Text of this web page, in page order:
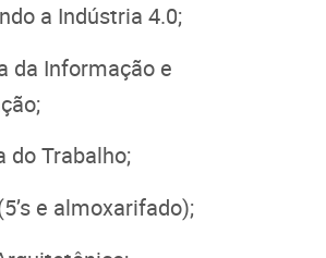
a Indústria 4.0;
da Informação e
do Trabalho;
e almoxarifado);